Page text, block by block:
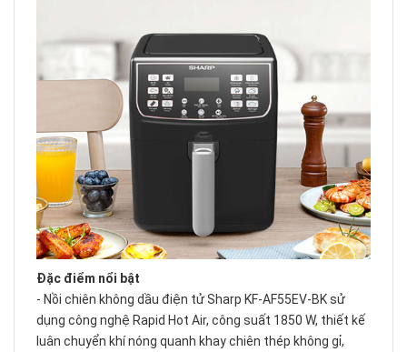
Đặc điểm nổi bật
- Nồi chiên không dầu điện tử Sharp KF-AF55EV-BK sử
dụng công nghệ Rapid Hot Air, công suất 1850 W, thiết kế
luân chuyển khí nóng quanh khay chiên thép không gỉ,